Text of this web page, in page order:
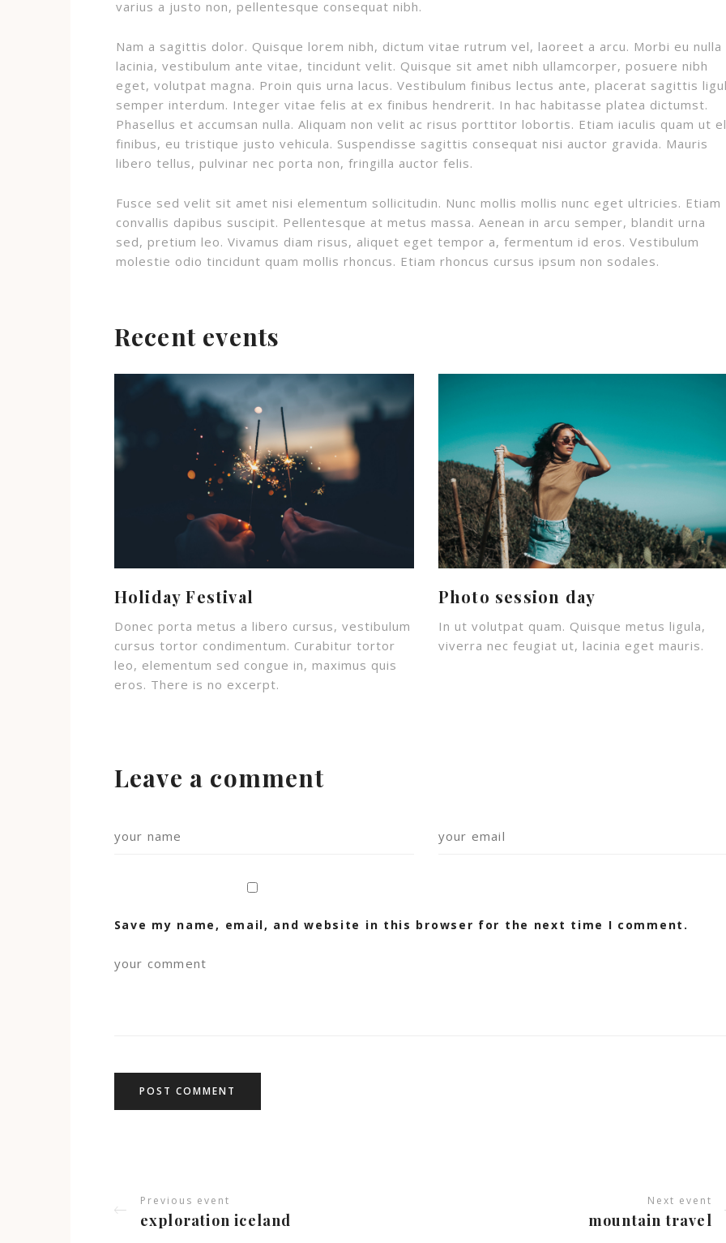
varius a justo non, pellentesque consequat nibh.
Nam a sagittis dolor. Quisque lorem nibh, dictum vitae rutrum vel, laoreet a arcu. Morbi eu nulla
lacinia, vestibulum ante vitae, tincidunt velit. Quisque sit amet nibh ullamcorper, posuere nibh
eget, volutpat magna. Proin quis urna lacus. Vestibulum finibus lectus ante, placerat sagittis
semper interdum. Integer vitae felis at ex finibus hendrerit. In hac habitasse platea dictumst.
Phasellus et accumsan nulla. Aliquam non velit ac risus porttitor lobortis. Etiam iaculis quam ut
finibus, eu tristique justo vehicula. Suspendisse sagittis consequat nisi auctor gravida. Mauris
libero tellus, pulvinar nec porta non, fringilla auctor felis.
Fusce sed velit sit amet nisi elementum sollicitudin. Nunc mollis mollis nunc eget ultricies. Etiam
convallis dapibus suscipit. Pellentesque at metus massa. Aenean in arcu semper, blandit urna
sed, pretium leo. Vivamus diam risus, aliquet eget tempor a, fermentum id eros. Vestibulum
molestie odio tincidunt quam mollis rhoncus. Etiam rhoncus cursus ipsum non sodales.
Recent events
Holiday Festival
Donec porta metus a libero cursus, vestibulum
cursus tortor condimentum. Curabitur tortor
leo, elementum sed congue in, maximus quis
eros. There is no excerpt.
Photo session day
In ut volutpat quam. Quisque metus ligula,
viverra nec feugiat ut, lacinia eget mauris.
Leave a comment
Save my name, email, and website in this browser for the next time I comment.
Previous event
exploration iceland
Next event
mountain travel